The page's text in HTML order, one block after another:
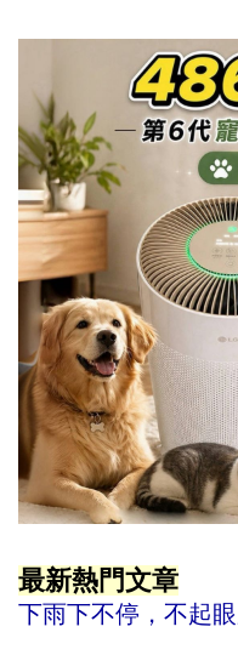
最新熱門文章
下雨下不停，不起